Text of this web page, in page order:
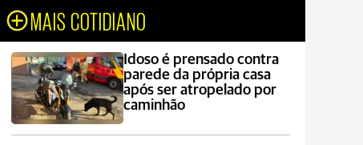
MAIS COTIDIANO
Idoso é prensado contra
parede da própria casa
após ser atropelado por
caminhão